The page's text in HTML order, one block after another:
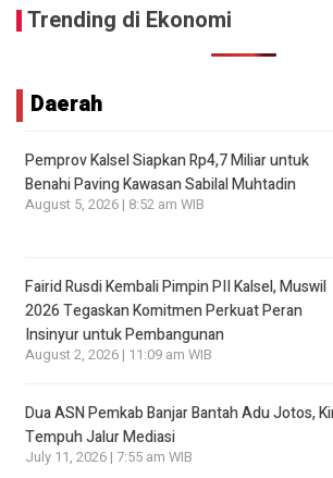
Trending di Ekonomi
Daerah
Pemprov Kalsel Siapkan Rp4,7 Miliar untuk
Benahi Paving Kawasan Sabilal Muhtadin
August 5, 2026 | 8:52 am WIB
Fairid Rusdi Kembali Pimpin PII Kalsel, Muswil
2026 Tegaskan Komitmen Perkuat Peran
Insinyur untuk Pembangunan
August 2, 2026 | 11:09 am WIB
Dua ASN Pemkab Banjar Bantah Adu Jotos,
Tempuh Jalur Mediasi
July 11, 2026 | 7:55 am WIB